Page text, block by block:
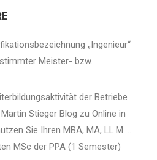
„Ingenieur“
Meister- bzw.
der Betriebe
Stieger Blog zu Online in
Sie Ihren MBA, MA, LL.M. …
MSc der PPA (1 Semester)